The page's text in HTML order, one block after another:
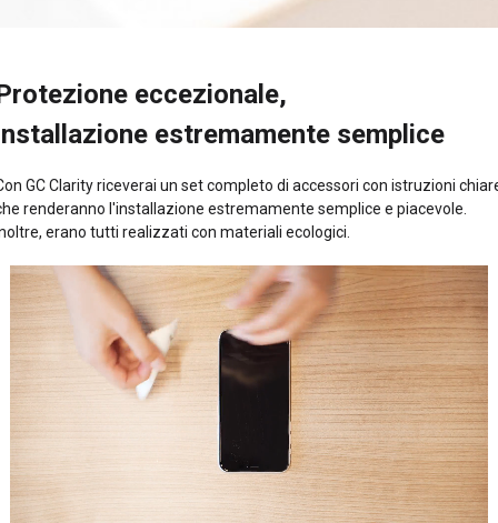
eccezionale,
estremamente semplice
GC Clarity riceverai un set completo di accessori con istruzioni
renderanno l'installazione estremamente semplice e piacevole.
erano tutti realizzati con materiali ecologici.